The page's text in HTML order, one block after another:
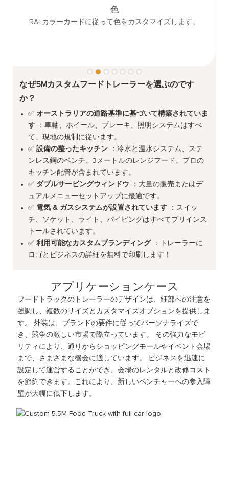
色
RALカラーカードに従って色をカスタマイズします。
なぜ5Mカスタムフードトレーラーを選ぶのです
か？
✅オーストラリアの道路基準に基づいて構築されていま
す
：車軸、ホイール、ブレーキ、照明システムはすべ
て、現地の規制に従います。
✅設備の整ったキッチン
：冷水と温水システム、ステ
ンレス鋼のベンチ、3メートルのレンジフード、プロの
キッチン配管が含まれています。
✅ ダブルサービングウィンドウ
：大量の販売またはデ
ュアルメニューセットアップに最適です。
✅ 電気 & ガスシステムが設置されています
：スイッ
チ、ソケット、ライト、パイピングはすべてプリインス
トールされています。
✅利用可能なカスタムブランディング
：トレーラーに
ロゴとビジネスの詳細を無料で印刷します！
アプリケーションケース
フードトラックのトレーラーのデザインは、細部への注意を
強調し、複数のサイズとカスタマイズオプションを提供しま
す。 外装は、ブランドの要件に従ってパーソナライズで
き、競争の激しい市場で際立っています。 その強力なモビ
リティにより、通りからショッピングモールやイベント会場
まで、さまざまな機会に適しています。 ビジネスを迅速に
設定して運営することができ、会場のレンタルと改修コスト
を節約できます。これにより、新しいベンチャーへの参入障
壁が大幅に低下します。